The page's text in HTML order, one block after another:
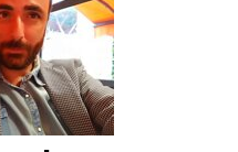
Magna
Greca
Grecia